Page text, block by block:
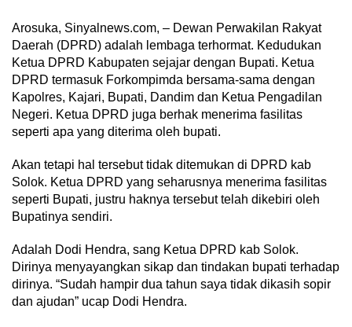
Arosuka, Sinyalnews.com, – Dewan Perwakilan Rakyat
Daerah (DPRD) adalah lembaga terhormat. Kedudukan
Ketua DPRD Kabupaten sejajar dengan Bupati. Ketua
DPRD termasuk Forkompimda bersama-sama dengan
Kapolres, Kajari, Bupati, Dandim dan Ketua Pengadilan
Negeri. Ketua DPRD juga berhak menerima fasilitas
seperti apa yang diterima oleh bupati.
Akan tetapi hal tersebut tidak ditemukan di DPRD kab
Solok. Ketua DPRD yang seharusnya menerima fasilitas
seperti Bupati, justru haknya tersebut telah dikebiri oleh
Bupatinya sendiri.
Adalah Dodi Hendra, sang Ketua DPRD kab Solok.
Dirinya menyayangkan sikap dan tindakan bupati terhadap
dirinya. “Sudah hampir dua tahun saya tidak dikasih sopir
dan ajudan” ucap Dodi Hendra.